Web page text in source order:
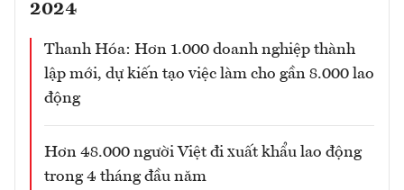
2024
Thanh Hóa: Hơn 1.000 doanh nghiệp thành
lập mới, dự kiến tạo việc làm cho gần 8.000 lao
động
Hơn 48.000 người Việt đi xuất khẩu lao động
trong 4 tháng đầu năm